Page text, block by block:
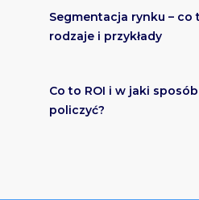
Segmentacja rynku – co
rodzaje i przykłady
Co to ROI i w jaki
policzyć?